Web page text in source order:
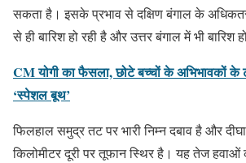
सकता है। इसके प्रभाव से दक्षिण बंगाल के
से ही बारिश हो रही है और उत्तर बंगाल में भी बारिश
CM योगी का फैसला, छोटे बच्चों के अभिभावकों
‘स्पेशल बूथ’
फिलहाल समुद्र तट पर भारी निम्न दबाव है और
किलोमीटर दूरी पर तूफान स्थिर है। यह तेज हवाओं